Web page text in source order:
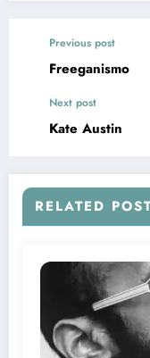
Previous post
Freeganismo
Next post
Kate Austin
RELATED